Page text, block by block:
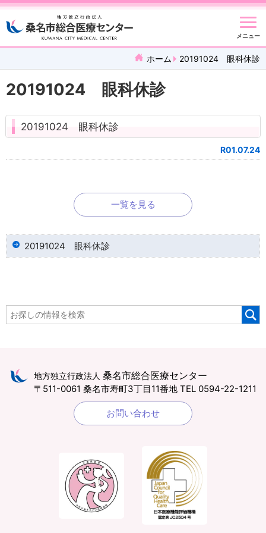
メニュー
ホーム 20191024 眼科休診
20191024 眼科休診
20191024 眼科休診
R01.07.24
一覧を見る
20191024 眼科休診
地方独立行政法人 桑名市総合医療センター
〒511-0061 桑名市寿町3丁目11番地 TEL 0594-22-1211
お問い合わせ